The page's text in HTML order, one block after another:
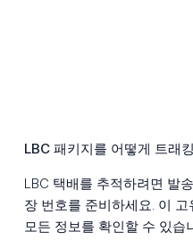
LBC 패키지를 어떻게 트래
LBC 택배를 추적하려면 발
장 번호를 준비하세요. 이
모든 정보를 확인할 수 있습